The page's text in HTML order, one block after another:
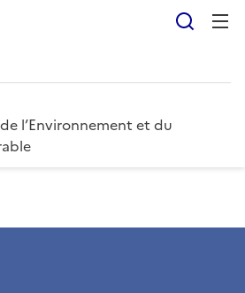
l’Environnement et du